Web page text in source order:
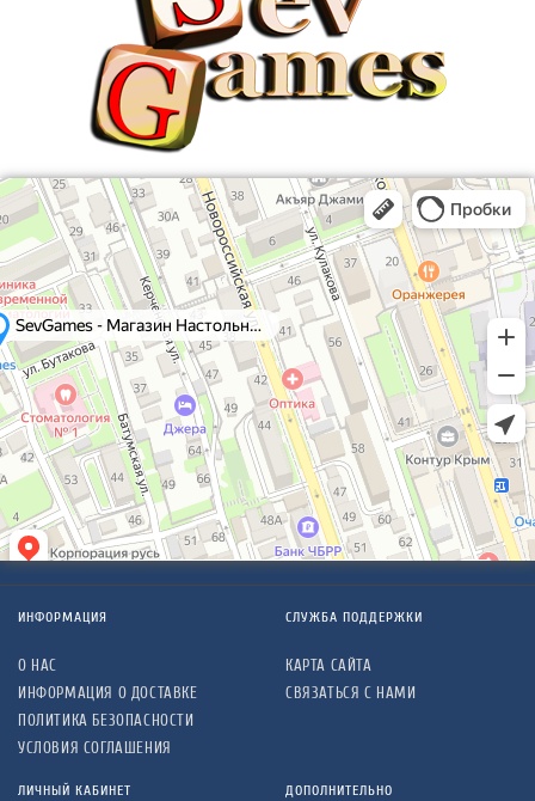
ИНФОРМАЦИЯ
О НАС
ИНФОРМАЦИЯ О ДОСТАВКЕ
ПОЛИТИКА БЕЗОПАСНОСТИ
УСЛОВИЯ СОГЛАШЕНИЯ
СЛУЖБА ПОДДЕРЖКИ
КАРТА САЙТА
СВЯЗАТЬСЯ С НАМИ
ЛИЧНЫЙ КАБИНЕТ ДОПОЛНИТЕЛЬНО